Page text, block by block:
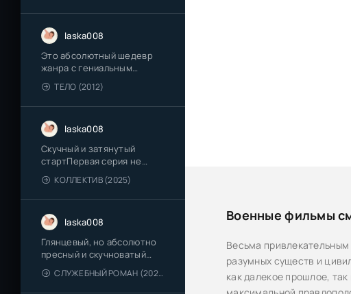
laska008
Это абсолютный шедевр
жанра с гениальным
финалом, который держит
в напряжении до самой
последней секунды.
ТЕЛО (2012)
laska008
Скучный и затянутый
стартПервая серия не
зацепила, поэтому
продолжать просмотр не
планирую .
КОЛЛЕКТИВ (2025)
laska008
Глянцевый, но абсолютно
пресный и скучноватый
фильм ,который спасает
только харизма главных
актеров.
СЛУЖЕБНЫЙ РОМАН (2026)
Военные фильмы
Весьма
разумных существ и
как далекое прошлое,